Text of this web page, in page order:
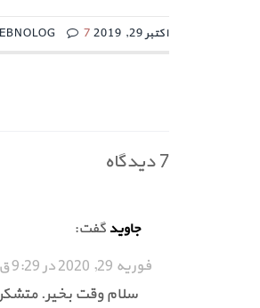
اکتبر 29, 2019 WEBNOLOG 7 دیدگاه
7 دیدگاه
جاویدگفت:
فوریه 29, 2020 در 9:29 ق.ظ